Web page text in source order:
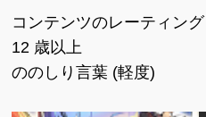
コンテンツのレーティング
12 歳以上
ののしり言葉 (軽度)